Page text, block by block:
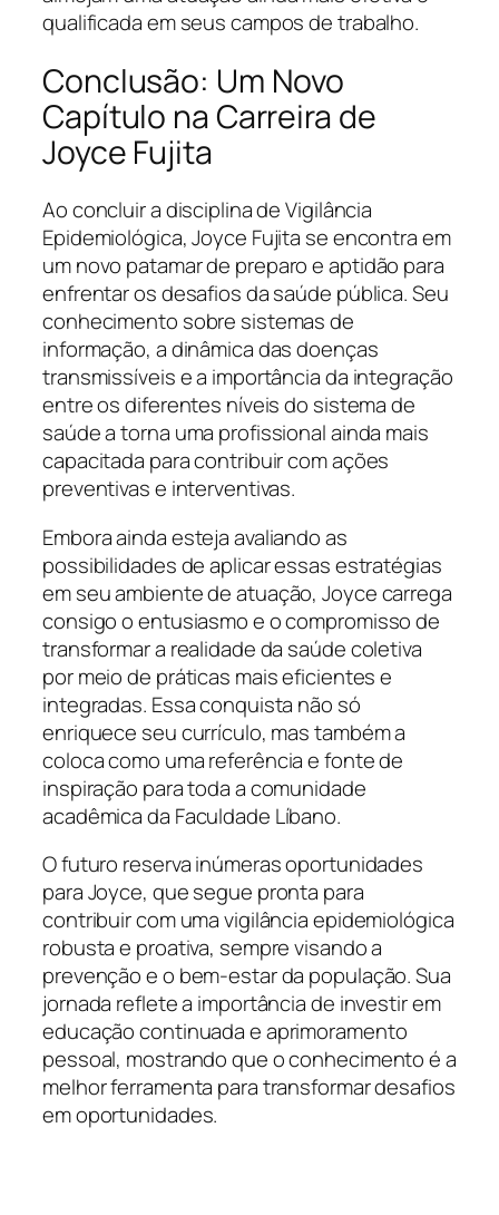
qualificada em seus campos de trabalho.
Conclusão: Um Novo
Capítulo na Carreira de
Joyce Fujita
Ao concluir a disciplina de Vigilância
Epidemiológica, Joyce Fujita se encontra em
um novo patamar de preparo e aptidão para
enfrentar os desafios da saúde pública. Seu
conhecimento sobre sistemas de
informação, a dinâmica das doenças
transmissíveis e a importância da integração
entre os diferentes níveis do sistema de
saúde a torna uma profissional ainda mais
capacitada para contribuir com ações
preventivas e interventivas.
Embora ainda esteja avaliando as
possibilidades de aplicar essas estratégias
em seu ambiente de atuação, Joyce carrega
consigo o entusiasmo e o compromisso de
transformar a realidade da saúde coletiva
por meio de práticas mais eficientes e
integradas. Essa conquista não só
enriquece seu currículo, mas também a
coloca como uma referência e fonte de
inspiração para toda a comunidade
acadêmica da Faculdade Líbano.
O futuro reserva inúmeras oportunidades
para Joyce, que segue pronta para
contribuir com uma vigilância epidemiológica
robusta e proativa, sempre visando a
prevenção e o bem-estar da população. Sua
jornada reflete a importância de investir em
educação continuada e aprimoramento
pessoal, mostrando que o conhecimento é a
melhor ferramenta para transformar desafios
em oportunidades.